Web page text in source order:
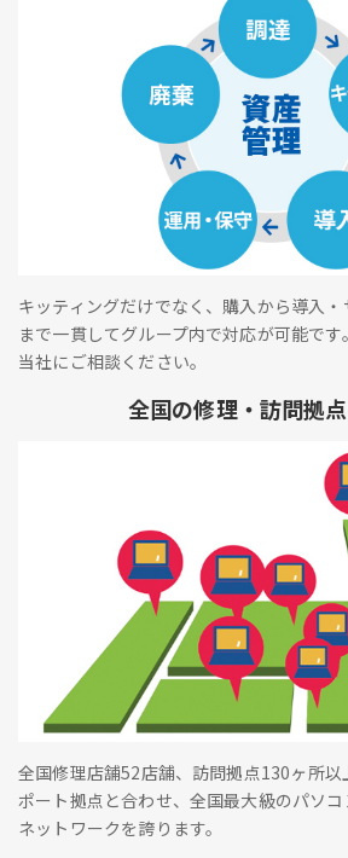
キッティングだけでなく、購入から導入
まで一貫してグループ内で対応が可能で
当社にご相談ください。
全国の修理・訪問拠
全国修理店舗52店舗、訪問拠点130ヶ所
ポート拠点と合わせ、全国最大級のパソ
ネットワークを誇ります。